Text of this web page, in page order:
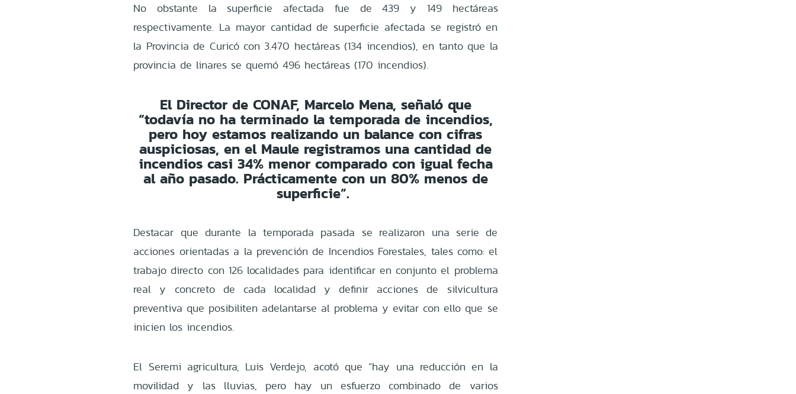
No obstante la superficie afectada fue de 439 y 149 hectáreas
respectivamente. La mayor cantidad de superficie afectada se registró en
la Provincia de Curicó con 3.470 hectáreas (134 incendios), en tanto que la
provincia de linares se quemó 496 hectáreas (170 incendios).
El Director de CONAF, Marcelo Mena, señaló que
“todavía no ha terminado la temporada de incendios,
pero hoy estamos realizando un balance con cifras
auspiciosas, en el Maule registramos una cantidad de
incendios casi 34% menor comparado con igual fecha
al año pasado. Prácticamente con un 80% menos de
superficie”.
Destacar que durante la temporada pasada se realizaron una serie de
acciones orientadas a la prevención de Incendios Forestales, tales como: el
trabajo directo con 126 localidades para identificar en conjunto el problema
real y concreto de cada localidad y definir acciones de silvicultura
preventiva que posibiliten adelantarse al problema y evitar con ello que se
inicien los incendios.
El Seremi agricultura, Luis Verdejo, acotó que “hay una reducción en la
movilidad y las lluvias, pero hay un esfuerzo combinado de varios